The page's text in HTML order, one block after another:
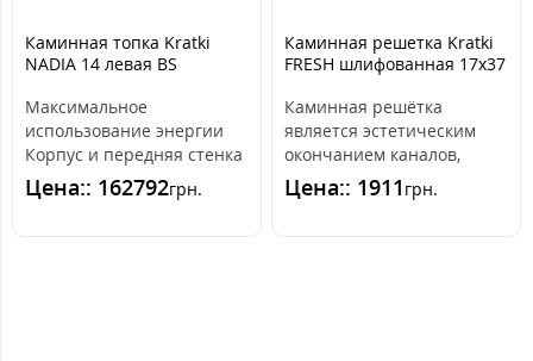
Каминная топка Kratki
NADIA 14 левая BS
Максимальное
использование энергии
Корпус и передняя стенка
топки выдерживают
действие высоких темпе..
Цена:: 162792грн.
Каминная решетка Kratki
FRESH шлифованная 17x37
Каминная решётка
является эстетическим
окончанием каналов,
распределяющих горячий
воздух из камина. ..
Цена:: 1911 грн.